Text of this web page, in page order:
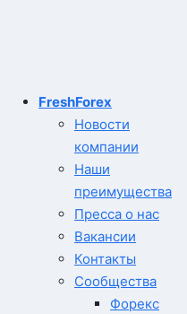
FreshForex
Новости
компании
Наши
преимущества
Пресса о нас
Вакансии
Контакты
Сообщества
Форекс